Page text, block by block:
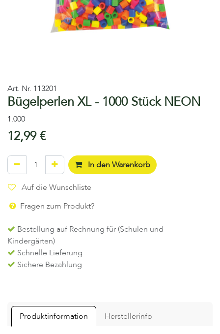
Art. Nr. 113201
Bügelperlen XL - 1000 Stück NEON
1.000
12,99€
In den Warenkorb
Auf die Wunschliste
Fragen zum Produkt?
Bestellung auf Rechnung für (Schulen und
Kindergärten)
Schnelle Lieferung
Sichere Bezahlung
Produktinformation Herstellerinfo